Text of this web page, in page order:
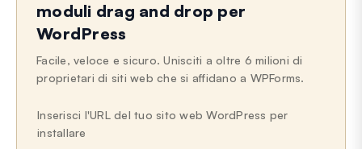
moduli drag and drop per
WordPress
Facile, veloce e sicuro. Unisciti a oltre 6 milioni di
proprietari di siti web che si affidano a WPForms.
Inserisci l'URL del tuo sito web WordPress per
installare